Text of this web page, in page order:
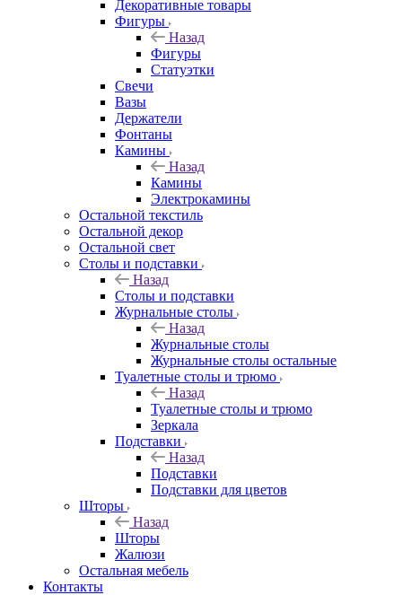
Декоративные товары
Фигуры
Назад
Фигуры
Статуэтки
Свечи
Вазы
Держатели
Фонтаны
Камины
Назад
Камины
Электрокамины
Остальной текстиль
Остальной декор
Остальной свет
Столы и подставки
Назад
Столы и подставки
Журнальные столы
Назад
Журнальные столы
Журнальные столы остальные
Туалетные столы и трюмо
Назад
Туалетные столы и трюмо
Зеркала
Подставки
Назад
Подставки
Подставки для цветов
Шторы
Назад
Шторы
Жалюзи
Остальная мебель
Контакты